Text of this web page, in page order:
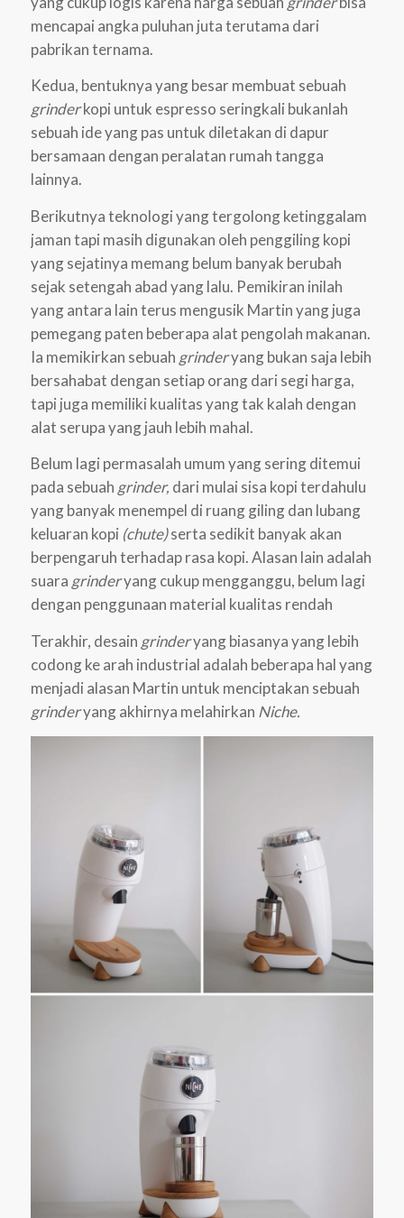
mencapai angka puluhan juta terutama dari
pabrikan ternama.
Kedua, bentuknya yang besar membuat sebuah
grinderkopi untuk espresso seringkali bukanlah
sebuah ide yang pas untuk diletakan di dapur
bersamaan dengan peralatan rumah tangga
lainnya.
Berikutnya teknologi yang tergolong ketinggalam
jaman tapi masih digunakan oleh penggiling kopi
yang sejatinya memang belum banyak berubah
sejak setengah abad yang lalu. Pemikiran inilah
yang antara lain terus mengusik Martin yang juga
pemegang paten beberapa alat pengolah makanan.
Ia memikirkan sebuah grinderyang bukan saja lebih
bersahabat dengan setiap orang dari segi harga,
tapi juga memiliki kualitas yang tak kalah dengan
alat serupa yang jauh lebih mahal.
Belum lagi permasalah umum yang sering ditemui
pada sebuah grinder, dari mulai sisa kopi terdahulu
yang banyak menempel di ruang giling dan lubang
keluaran kopi (chute)serta sedikit banyak akan
berpengaruh terhadap rasa kopi. Alasan lain adalah
suara grinderyang cukup mengganggu, belum lagi
dengan penggunaan material kualitas rendah
Terakhir, desain grinderyang biasanya yang lebih
codong ke arah industrial adalah beberapa hal yang
menjadi alasan Martin untuk menciptakan sebuah
grinderyang akhirnya melahirkan Niche.